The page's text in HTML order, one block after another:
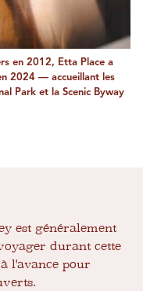
en 2012, Etta Place a
2024 — accueillant les
Park et la Scenic Byway
est généralement
durant cette
l'avance pour